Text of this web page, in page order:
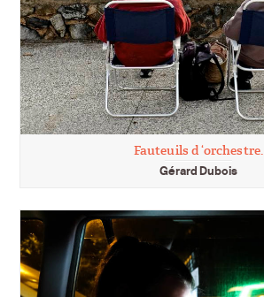
Fauteuils d ‘orchestre.
Gérard Dubois